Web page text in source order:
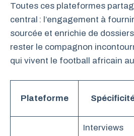
Toutes ces plateformes
central : l’engagement à
sourcée et enrichie de
rester le compagnon
qui vivent le football africain
Plateforme
Interviews